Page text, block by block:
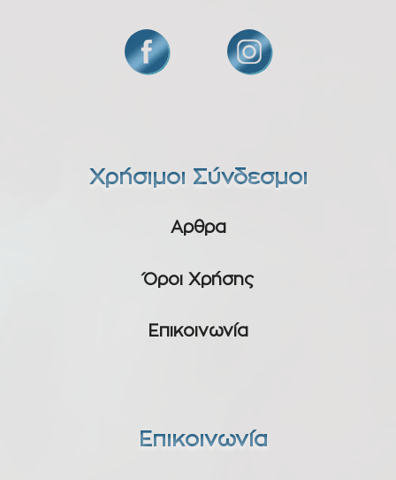
Χρήσιμοι Σύνδεσμοι
Αρθρα
Όροι Χρήσης
Επικοινωνία
Επικοινωνία